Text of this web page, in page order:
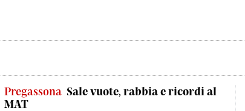
Pregassona Sale vuote, rabbia e ricordi al
MAT